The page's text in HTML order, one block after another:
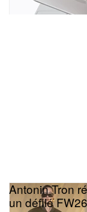
Antonin Tron
un défilé